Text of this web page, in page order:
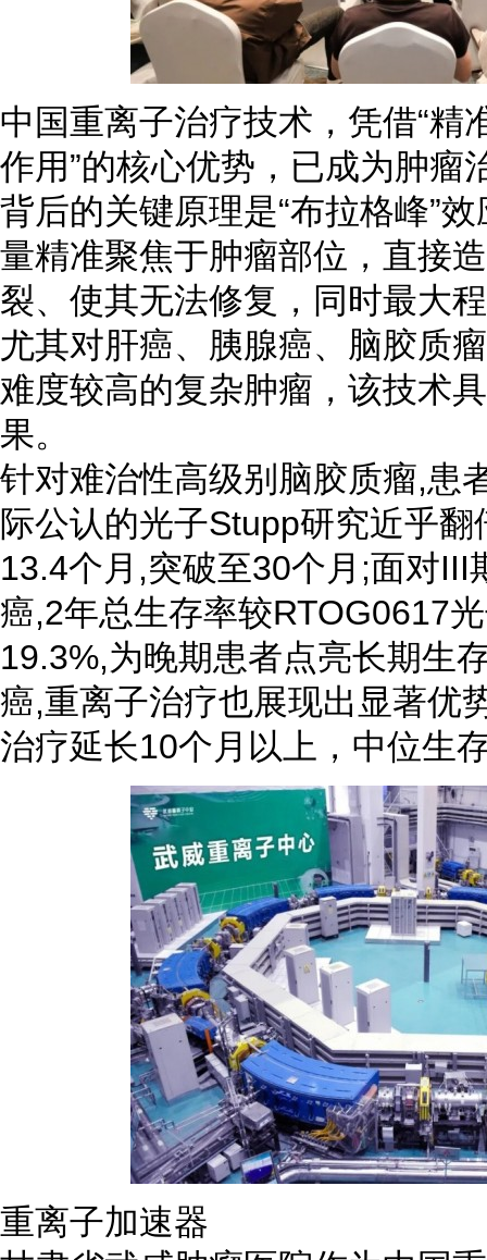
中国重离子治疗技术，凭借“精
作用”的核心优势，已成为肿瘤
背后的关键原理是“布拉格峰”
量精准聚焦于肿瘤部位，直接
裂、使其无法修复，同时最大
尤其对肝癌、胰腺癌、脑胶质
难度较高的复杂肿瘤，该技术
果。
针对难治性高级别脑胶质瘤,患
际公认的光子Stupp研究近乎
13.4个月,突破至30个月;面对III
癌,2年总生存率较RTOG0617
19.3%,为晚期患者点亮长期生
癌,重离子治疗也展现出显著优
治疗延长10个月以上，中位生
重离子加速器